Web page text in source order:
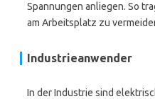
Spannungen anliegen. So
am Arbeitsplatz zu
Industrieanwender
In der Industrie sind